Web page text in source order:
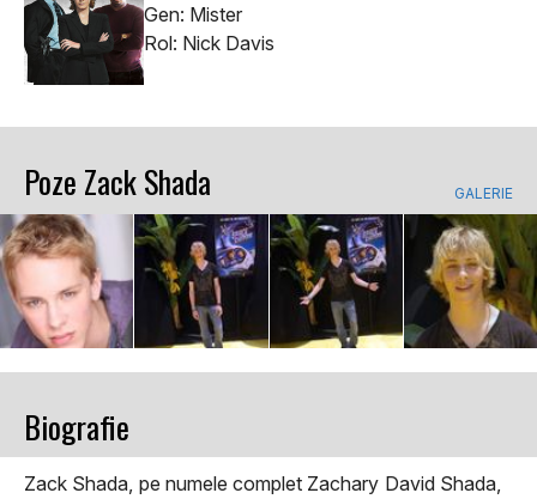
Gen: Mister
Rol: Nick Davis
Poze Zack Shada GALERIE
Biografie
Zack Shada, pe numele complet Zachary David Shada,